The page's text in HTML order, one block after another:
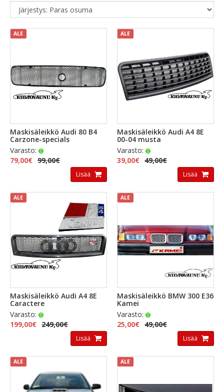
ALE
Maskisäleikkö Audi 80 B4
Carzone-specials
Varasto:
79,00€ 99,00€
Lisää
ALE
Maskisäleikkö Audi A4 8E
00-04 musta
Varasto:
39,00€ 49,00€
Lisää
ALE
Maskisäleikkö Audi A4 8E
Caractere
Varasto:
199,00€ 249,00€
Lisää
ALE
Maskisäleikkö BMW 300 E36
Kamei
Varasto:
25,00€ 49,00€
Lisää
ALE ALE